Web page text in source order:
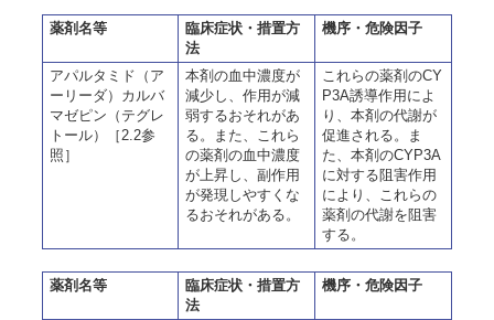
薬剤名等
臨床症状・措置方
法
機序・危険因子
アパルタミド（ア
ーリーダ）カルバ
マゼピン（テグレ
トール）［2.2参
照］
本剤の血中濃度が
減少し、作用が減
弱するおそれがあ
る。また、これら
の薬剤の血中濃度
が上昇し、副作用
が発現しやすくな
るおそれがある。
これらの薬剤のCY
P3A誘導作用によ
り、本剤の代謝が
促進される。ま
た、本剤のCYP3A
に対する阻害作用
により、これらの
薬剤の代謝を阻害
する。
薬剤名等
臨床症状・措置方
法
機序・危険因子